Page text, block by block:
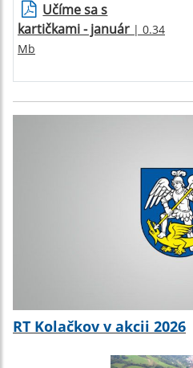
Učíme sa s
kartičkami - január | 0.34
Mb
RT Kolačkov v akcii 2026